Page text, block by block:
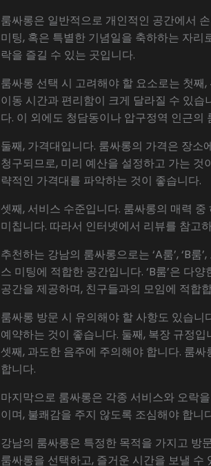
룸싸롱은 일반적으로 개인적인 공간에서
미팅, 혹은 특별한 기념일을 축하하는 자
락을 즐길 수 있는 곳입니다.
룸싸롱 선택 시 고려해야 할 요소로는 첫
이동 시간과 편리함이 크게 달라질 수 있
다. 이 외에도 청담동이나 압구정역 인근
둘째, 가격대입니다. 룸싸롱의 가격은 장
청구되므로, 미리 예산을 설정하고 가는
략적인 가격대를 파악하는 것이 좋습니다.
셋째, 서비스 수준입니다. 룸싸롱의 매력
미칩니다. 따라서 인터넷에서 리뷰를 참고
추천하는 강남의 룸싸롱으로는 ‘A룸’, ‘B
스 미팅에 적합한 공간입니다. ‘B룸’은 다
공간을 제공하며, 친구들과의 모임에 적합
룸싸롱 방문 시 유의해야 할 사항도 있습
예약하는 것이 좋습니다. 둘째, 복장 규정
셋째, 과도한 음주에 주의해야 합니다. 룸
합니다.
마지막으로 룸싸롱은 각종 서비스와 오락
이며, 불쾌감을 주지 않도록 조심해야 합
강남의 룸싸롱은 특정한 목적을 가지고 방
룸싸롱을 선택하고, 즐거운 시간을 보낼